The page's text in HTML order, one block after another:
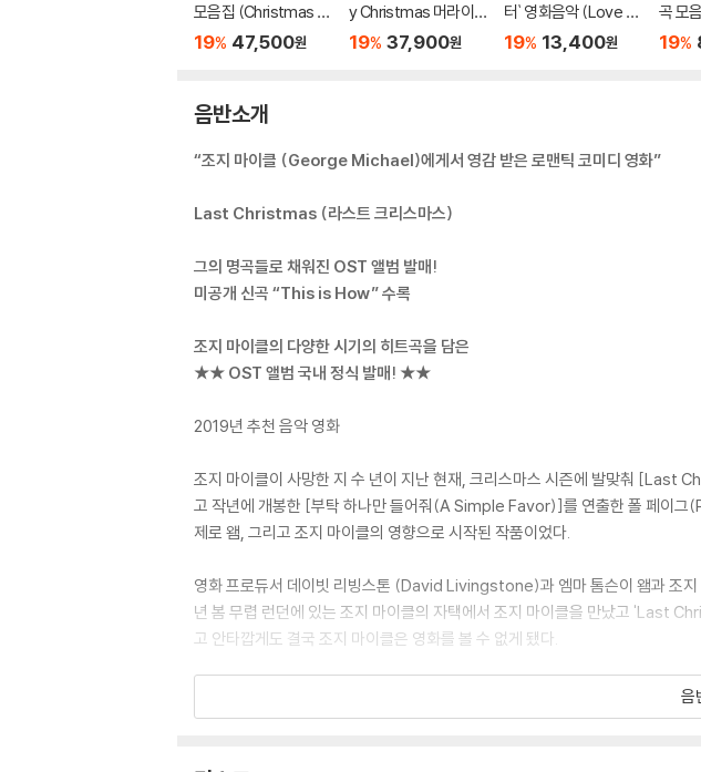
모음집 (Christmas Ja
zz) [투명 레드 컬러 L
19% 47,500원
y Christmas 머라이
어 캐리 크리스마스 앨
19% 37,900원
터` 영화음악 (Love L
etter OST by Reme
19% 13,400원
곡 모
plete
19%
음반소개
“조지 마이클 (George Michael)에게서 영감 받은 로맨틱 코미디 영화”
Last Christmas (라스트 크리스마스)
그의 명곡들로 채워진 OST 앨범 발매!
미공개 신곡 “This is How” 수록
조지 마이클의 다양한 시기의 히트곡을 담은
★★ OST 앨범 국내 정식 발매! ★★
2019년 추천 음악 영화
조지 마이클이 사망한 지 수 년이 지난 현재, 크리스마스 시즌에 발맞춰 [Last
고 작년에 개봉한 [부탁 하나만 들어줘(A Simple Favor)]를 연출한 폴 페이
제로 왬, 그리고 조지 마이클의 영향으로 시작된 작품이었다.
영화 프로듀서 데이빗 리빙스톤 (David Livingstone)과 엠마 톰슨이 왬과 조
년 봄 무렵 런던에 있는 조지 마이클의 자택에서 조지 마이클을 만났고 'Last
고 안타깝게도 결국 조지 마이클은 영화를 볼 수 없게 됐다.
[왕좌의 게임 (Game Of Thrones)]을 통해 친숙한 에밀리아 클라크 (Emilia
던 헨리 골딩 (Henry Golding)이 각각 남녀 주인공으로 등장하는 이 영화는 크
음